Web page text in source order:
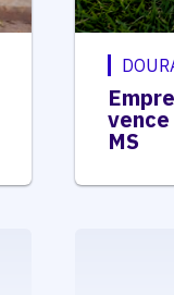
MS